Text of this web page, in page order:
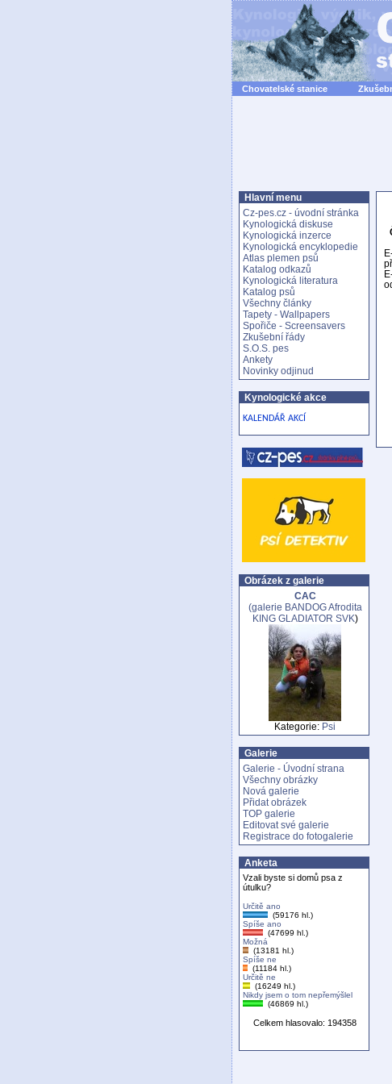
Chovatelské stanice
Hlavní menu
Cz-pes.cz - úvodní stránka
Kynologická diskuse
Kynologická inzerce
Kynologická encyklopedie
Atlas plemen psů
Katalog odkazů
Kynologická literatura
Katalog psů
Všechny články
Tapety - Wallpapers
Spořiče - Screensavers
Zkušební řády
S.O.S. pes
Ankety
Novinky odjinud
Kynologické akce
KALENDÁŘ AKCÍ
Obrázek z galerie
CAC
(galerie BANDOG Afrodita
KING GLADIATOR SVK)
Kategorie: Psi
Galerie
Galerie - Úvodní strana
Všechny obrázky
Nová galerie
Přidat obrázek
TOP galerie
Editovat své galerie
Registrace do fotogalerie
Anketa
Vzali byste si domů psa z
útulku?
Určitě ano
(59176 hl.)
Spíše ano
(47699 hl.)
Možná
(13181 hl.)
Spíše ne
(11184 hl.)
Určitě ne
(16249 hl.)
Nikdy jsem o tom nepřemýšlel
(46869 hl.)
Celkem hlasovalo: 194358